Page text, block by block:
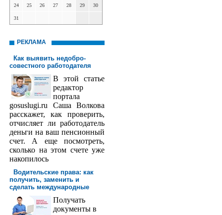
24 25 26 27 28 29 30
31
РЕКЛАМА
Как выявить недобро­
совестного работодателя
В этой статье
редактор
порта­ла
gosuslugi.ru Саша Волкова
расскажет, как проверить,
отчисляет ли работодатель
деньги на ваш пенсионный
счет. А еще посмотреть,
сколько на этом счете уже
накопилось
Водительские права: как
получить, заменить и
сделать международ­ные
Получать
доку­менты в